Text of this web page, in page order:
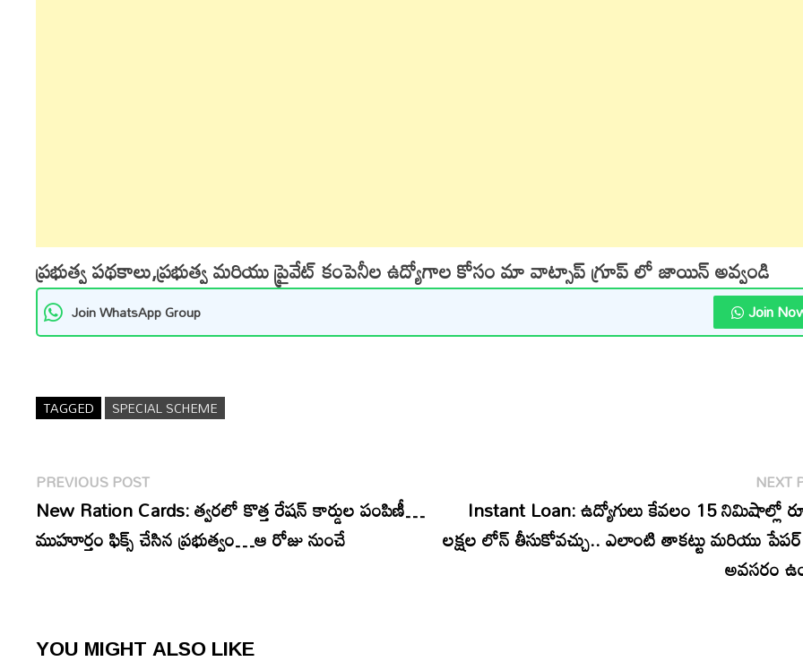
ప్రభుత్వ పథకాలు,ప్రభుత్వ మరియు ప్రైవేట్ కంపెనీల ఉద్యోగాల కోసం మా వాట్సాప్ గ్రూప్ లో జాయిన్ అవ్వండి
Join WhatsApp Group Join
TAGGED SPECIAL SCHEME
Post
navigation
PREVIOUS POSTPrevious
post:
New Ration Cards: త్వరలో కొత్త రేషన్ కార్డుల పంపిణీ…
ముహూర్తం ఫిక్స్ చేసిన ప్రభుత్వం…ఆ రోజు నుంచే
NEXT
Instant Loan: ఉద్యోగులు కేవలం 15 నిమిషాల్లో
లక్షల లోన్ తీసుకోవచ్చు.. ఎలాంటి తాకట్టు మరియు
అవసరం
YOU MIGHT ALSO LIKE